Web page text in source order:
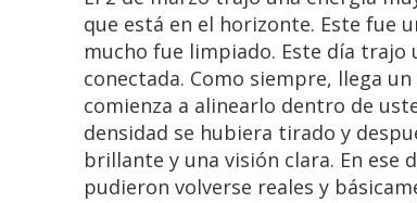
que está en el horizonte. Este fue
mucho fue limpiado. Este día trajo
conectada. Como siempre, llega
comienza a alinearlo dentro de
densidad se hubiera tirado y
brillante y una visión clara. En ese
pudieron volverse reales y